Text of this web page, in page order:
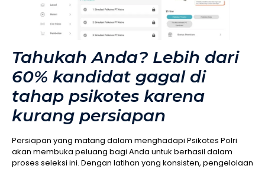
Tahukah Anda? Lebih dari
60% kandidat gagal di
tahap psikotes karena
kurang persiapan
Persiapan yang matang dalam menghadapi Psikotes Polri
akan membuka peluang bagi Anda untuk berhasil dalam
proses seleksi ini. Dengan latihan yang konsisten, pengelolaan